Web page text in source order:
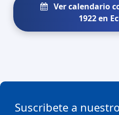
Ver calendario
1922 en
Suscribete a